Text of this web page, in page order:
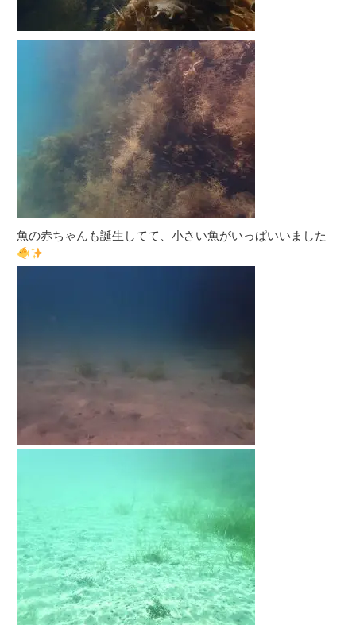
魚の赤ちゃんも誕生してて、小さい魚がいっぱいいました